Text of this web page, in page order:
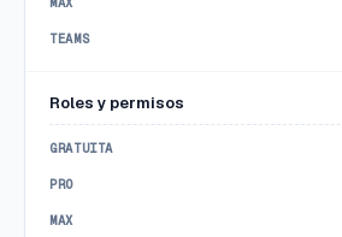
Roles y permisos